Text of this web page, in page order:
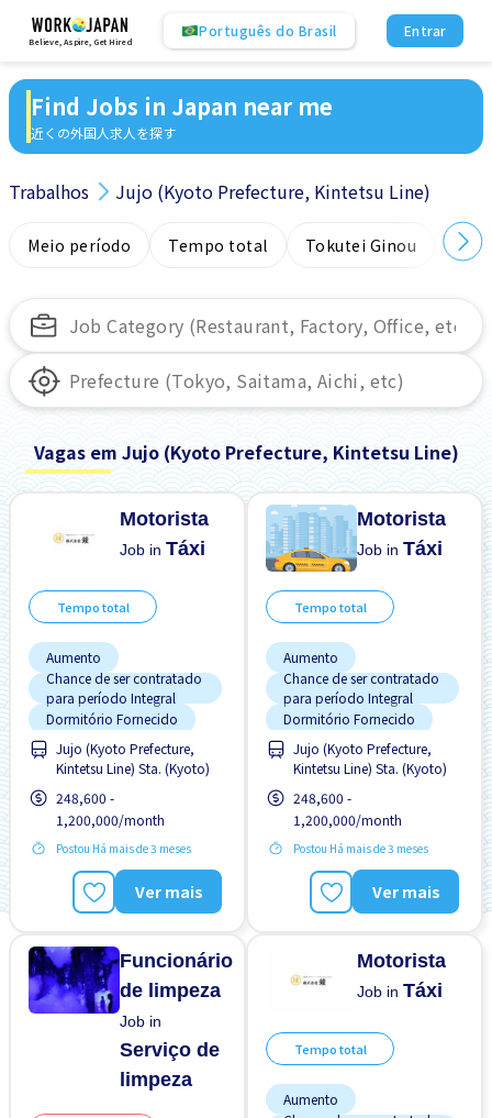
Believe, Aspire, Get Hired
Português do Brasil Entrar
Find Jobs in Japan near me
近くの外国人求人を探す
Trabalhos Jujo (Kyoto Prefecture, Kintetsu Line)
Meio período Tempo total Tokutei Ginou
Vagas em Jujo (Kyoto Prefecture, Kintetsu Line)
Motorista
Job inTáxi
Tempo total
Aumento
Chance de ser contratado
para período Integral
Dormitório Fornecido
Estacionamento de carro
Estrangeiro trabalhando
Manual de Treinamento
para Estrangeiros
Potêncial para Salário
Alto
Preferência por Homens
Preferência por Mulheres
Jujo (Kyoto Prefecture,
Kintetsu Line) Sta. (Kyoto)
248,600 -
1,200,000/month
Postou Há mais de 3 meses
Ver mais
Motorista
Job inTáxi
Tempo total
Aumento
Chance de ser contratado
para período Integral
Dormitório Fornecido
Estacionamento de carro
Estrangeiro trabalhando
Manual de Treinamento
para Estrangeiros
Potêncial para Salário
Alto
Preferência por Homens
Preferência por Mulheres
Jujo (Kyoto Prefecture,
Kintetsu Line) Sta. (Kyoto)
248,600 -
1,200,000/month
Postou Há mais de 3 meses
Ver mais
Funcionário
de limpeza
Job in
Serviço de
limpeza
Motorista
Job inTáxi
Tempo total
Aumento